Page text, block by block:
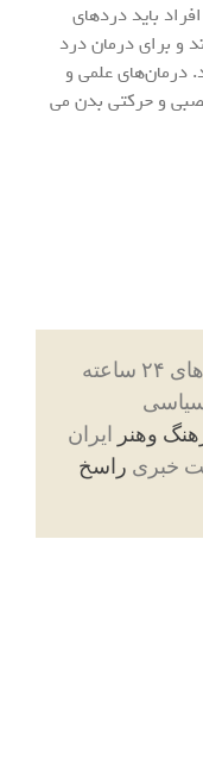
باید دردهای
و برای درمان درد
درمان‌های علمی و
و حرکتی بدن می
جدیدترین اخبار و مهم ترین رویدادهای ۲۴ ساعته
وهنر ایران
خبری راسخ